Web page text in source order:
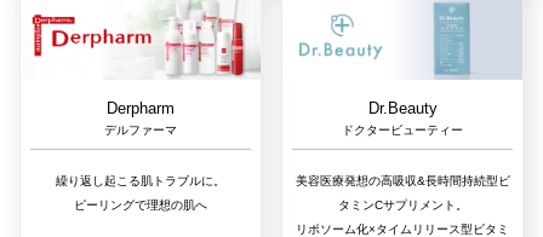
Derpharm
デルファーマ
繰り返し起こる肌トラブルに。
ピーリングで理想の肌へ
Dr.Beauty
ドクタービューティー
美容医療発想の高吸収&長時間持続型ビ
タミンCサプリメント。
リポソーム化×タイムリリース型ビタミ